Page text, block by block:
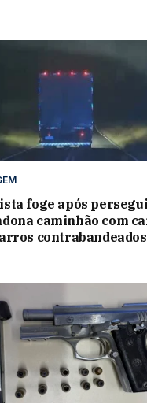
foge após
caminhão com
contrabandeados